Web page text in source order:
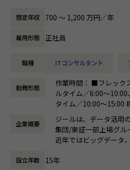
展する企業です。そし
ます。お客様に対する
-担当顧客に対するアカウントプラン
-顧客の経営・事業課題を踏まえた中
共同策定
-営業部門と連携した提案活動および
-ステアリングコミッティの設計・
-顧客との関係構築およびリレーシ
-社内外ステークホルダーとの調整
※データ領域については、専門的な
なく、顧客折衝の場においてコミュニ
ベルで問題ありません。
■担当頂きたいミッション
想定年収 700 〜 1,200 万円／年
雇用形態 正社員
職種 ITコンサルタント
勤務形態
作業時間： ■フレック
ルタイム／6:00～
タイム／10:00～15:00
労働時間)／9:00～18:00
働き方：フレックス制
時間外労働の有無： 有
休憩時間： 60分
企業概要
ジールは、データ活用
集団/東証一部上場グル
近年ではビッグデータ
する立場にスコープを
設立年数 15年